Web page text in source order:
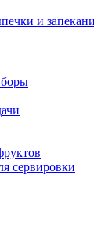
и
сервировки